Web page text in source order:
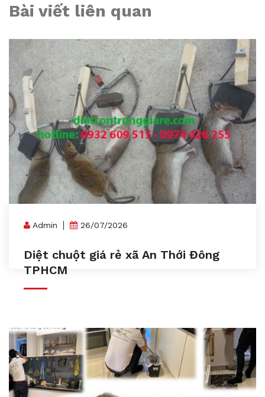
Bài viết liên quan
Admin 26/07/2026
Diệt chuột giá rẻ xã An Thới Đông
TPHCM